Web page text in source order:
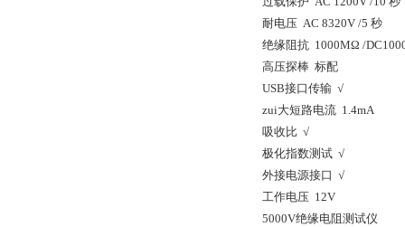
耐电压 AC 8320V /5 秒
绝缘阻抗 1000MΩ /
高压探棒 标配
USB接口传输 √
zui大短路电流 1.4mA
吸收比 √
极化指数测试 √
外接电源接口 √
工作电压 12V
5000V绝缘电阻测试仪